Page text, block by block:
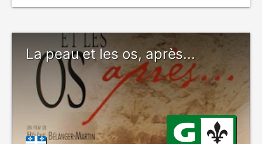
La peau et les os, après...